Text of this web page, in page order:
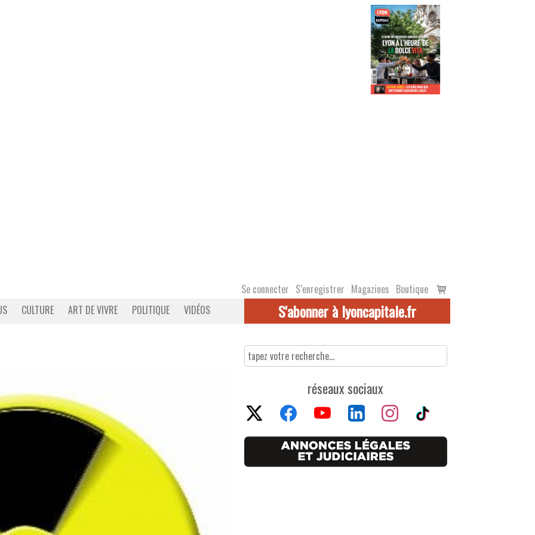
Se connecter S’enregistrer Magazines Boutique
Voir
le
CULTURE ART DE VIVRE POLITIQUE VIDÉOS S'abonner à lyoncapitale.fr
réseaux sociaux